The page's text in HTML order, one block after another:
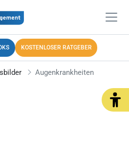
KOSTENLOSER RATGEBER
Augenkrankheiten